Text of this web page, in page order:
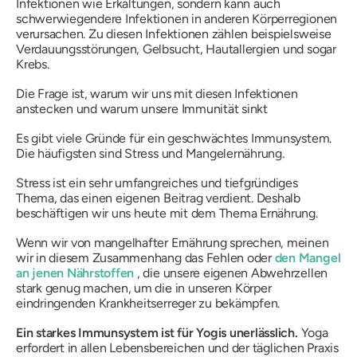
Infektionen wie Erkältungen, sondern kann auch
schwerwiegendere Infektionen in anderen Körperregionen
verursachen. Zu diesen Infektionen zählen beispielsweise
Verdauungsstörungen, Gelbsucht, Hautallergien und sogar
Krebs.
Die Frage ist, warum wir uns mit diesen Infektionen
anstecken und warum unsere Immunität sinkt
Es gibt viele Gründe für ein geschwächtes Immunsystem.
Die häufigsten sind Stress und Mangelernährung.
Stress ist ein sehr umfangreiches und tiefgründiges
Thema, das einen eigenen Beitrag verdient. Deshalb
beschäftigen wir uns heute mit dem Thema Ernährung.
Wenn wir von mangelhafter Ernährung sprechen, meinen
wir in diesem Zusammenhang das Fehlen oderden Mangel
an jenen Nährstoffen , die unsere eigenen Abwehrzellen
stark genug machen, um die in unseren Körper
eindringenden Krankheitserreger zu bekämpfen.
Ein starkes Immunsystem ist für Yogis unerlässlich. Yoga
erfordert in allen Lebensbereichen und der täglichen Praxis